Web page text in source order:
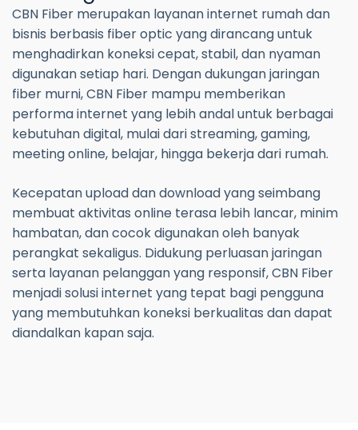
CBN Fiber merupakan layanan internet rumah dan
bisnis berbasis fiber optic yang dirancang untuk
menghadirkan koneksi cepat, stabil, dan nyaman
digunakan setiap hari. Dengan dukungan jaringan
fiber murni, CBN Fiber mampu memberikan
performa internet yang lebih andal untuk berbagai
kebutuhan digital, mulai dari streaming, gaming,
meeting online, belajar, hingga bekerja dari rumah.
Kecepatan upload dan download yang seimbang
membuat aktivitas online terasa lebih lancar, minim
hambatan, dan cocok digunakan oleh banyak
perangkat sekaligus. Didukung perluasan jaringan
serta layanan pelanggan yang responsif, CBN Fiber
menjadi solusi internet yang tepat bagi pengguna
yang membutuhkan koneksi berkualitas dan dapat
diandalkan kapan saja.